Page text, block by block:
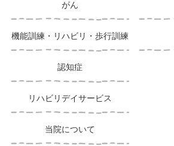
がん
機能訓練・リハビリ・歩行訓練
認知症
リハビリデイサービス
当院について